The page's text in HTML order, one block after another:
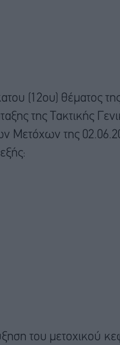
(12ου) θέματος
της Τακτικής
Μετόχων της
του μετοχικού